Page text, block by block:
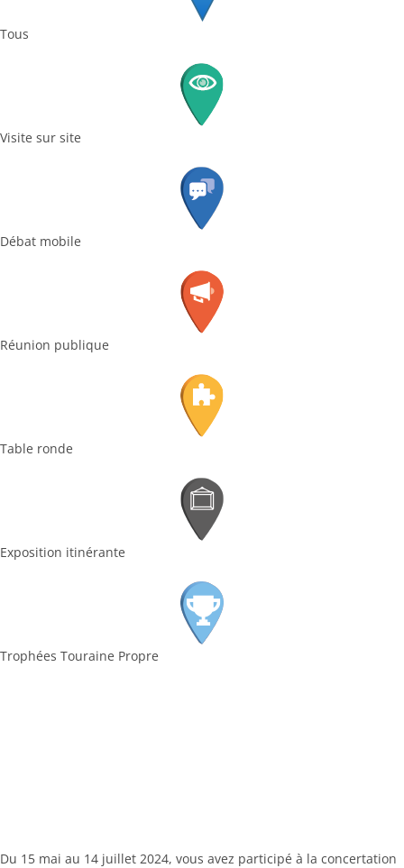
Tous
Visite sur site
Débat mobile
Réunion publique
Table ronde
Exposition itinérante
Trophées Touraine Propre
Du 15 mai au 14 juillet 2024, vous avez participé à la concertation